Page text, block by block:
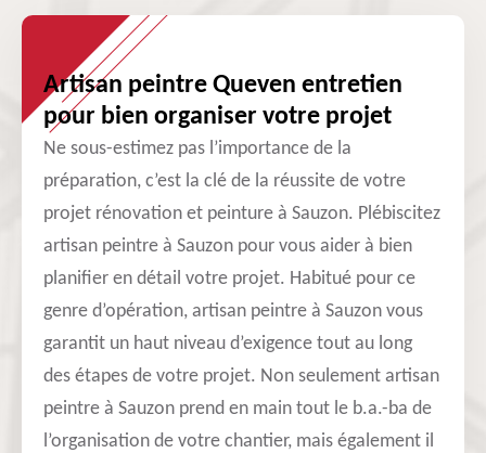
Artisan peintre Queven entretien
pour bien organiser votre projet
Ne sous-estimez pas l’importance de la
préparation, c’est la clé de la réussite de votre
projet rénovation et peinture à Sauzon. Plébiscitez
artisan peintre à Sauzon pour vous aider à bien
planifier en détail votre projet. Habitué pour ce
genre d’opération, artisan peintre à Sauzon vous
garantit un haut niveau d’exigence tout au long
des étapes de votre projet. Non seulement artisan
peintre à Sauzon prend en main tout le b.a.-ba de
l’organisation de votre chantier, mais également il